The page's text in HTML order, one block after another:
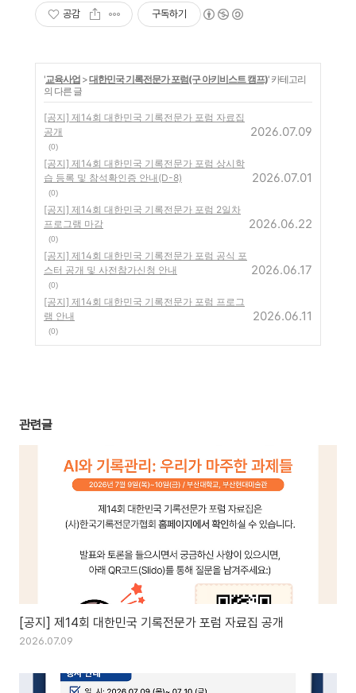
공감 구독하기
'교육사업 >대한민국 기록전문가 포럼(구 아키비스트 캠프)' 카테고리
의 다른 글
[공지] 제14회 대한민국 기록전문가 포럼 자료집
공개
(0)
2026.07.09
[공지] 제14회 대한민국 기록전문가 포럼 상시학
습 등록 및 참석확인증 안내(D-8)
(0)
2026.07.01
[공지] 제14회 대한민국 기록전문가 포럼 2일차
프로그램 마감
(0)
2026.06.22
[공지] 제14회 대한민국 기록전문가 포럼 공식 포
스터 공개 및 사전참가신청 안내
(0)
2026.06.17
[공지] 제14회 대한민국 기록전문가 포럼 프로그
램 안내
(0)
2026.06.11
관련글
[공지] 제14회 대한민국 기록전문가 포럼 자료집 공개
2026.07.09